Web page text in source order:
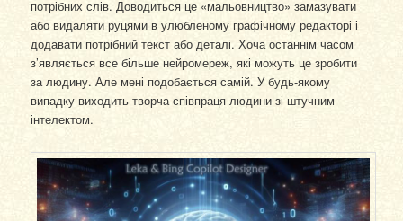
потрібних слів. Доводиться це «мальовництво» замазувати
або видаляти руцями в улюбленому графічному редакторі і
додавати потрібний текст або деталі. Хоча останнім часом
з’являється все більше нейромереж, які можуть це зробити
за людину. Але мені подобається самій. У будь-якому
випадку виходить творча співпраця людини зі штучним
інтелектом.